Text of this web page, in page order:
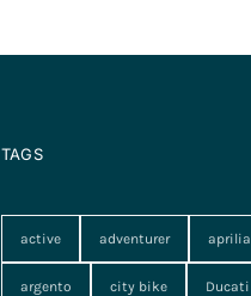
TAGS
active adventurer aprilia
argento city bike Ducati